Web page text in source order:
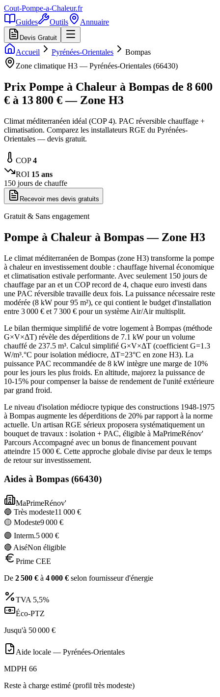
Cout-Pompe-a-Chaleur.fr
Guides
Outils Annuaire
Devis Gratuit
Accueil Pyrénées-Orientales
Bompas
Zone climatique H3 — Pyrénées-Orientales (66430)
Prix Pompe à Chaleur à Bompas de 8 600
€ à 13 800 € — Zone H3
Climat méditerranéen idéal (COP 4). PAC réversible chauffage +
climatisation. Comparez les installateurs RGE du Pyrénées-
Orientales — devis gratuit.
COP4
ROI 15 ans
150 jours de chauffe
Recevoir mes devis gratuits
Gratuit & Sans engagement
Pompe à Chaleur à Bompas— Zone H3
Le climat méditerranéen de Bompas (zone H3) transforme la pompe
à chaleur en investissement double : chauffage hivernal économique
et climatisation estivale performante. Avec seulement 150 jours de
chauffage par an et un COP record de 4, chaque euro investi dans
une PAC réversible travaille deux fois. La puissance nécessaire reste
modérée (8 kW pour 95 m²), ce qui contient le budget d'installation
entre 3 000 € et 7 300 € pour un système Air/Air multisplit.
Le bilan thermique simplifié de votre logement à Bompas (méthode
G×V×ΔT) révèle des déperditions de 7.1 kW pour un volume
chauffé de 237.5 m³. Calcul simplifié G×V×ΔT (coefficient G=1.3
W/m³.°C pour isolation médiocre, ΔT=23°C en zone H3). La
puissance PAC recommandée de 8 kW intègre une marge de 10%
pour les jours les plus froids. En altitude, majorez la puissance de
10-15% pour compenser la baisse de rendement de l'unité extérieure
par grand froid.
Le niveau d'isolation médiocre typique des constructions 1948-1975
à Bompas augmente les déperditions de 20% par rapport à la norme
actuelle. Un artisan RGE sérieux proposera systématiquement un
bouquet de travaux : isolation + PAC, éligible à MaPrimeRénov'
Parcours Accompagné avec un bonus de financement pouvant
atteindre 15 000 €. Cette approche globale divise par deux le temps
de retour sur investissement.
Aides à Bompas (66430)
MaPrimeRénov'
🔵 Très modeste11 000 €
🟡 Modeste9 000 €
🟣 Interm.5 000 €
🔴 AiséNon éligible
Prime CEE
De 2 500 € à 4 000 € selon fournisseur d'énergie
TVA 5,5%
Éco-PTZ
Jusqu'à 50 000 €
Aide locale — Pyrénées-Orientales
MDPH 66
Reste à charge estimé (profil très modeste)